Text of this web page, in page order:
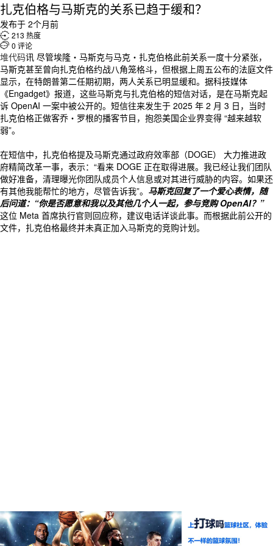
扎克伯格与马斯克的关系已趋于缓和？
发布于 2个月前
 213 热度
 0 评论
堆代码讯 尽管埃隆・马斯克与马克・扎克伯格此前关系一度十分紧张，
马斯克甚至曾向扎克伯格约战八角笼格斗，但根据上周五公布的法庭文件
显示，在特朗普第二任期初期，两人关系已明显缓和。据科技媒体
《Engadget》报道，这些马斯克与扎克伯格的短信对话，是在马斯克起
诉 OpenAI 一案中被公开的。短信往来发生于 2025 年 2 月 3 日，当时
扎克伯格正做客乔・罗根的播客节目，抱怨美国企业界变得 “越来越软
弱”。
在短信中，扎克伯格提及马斯克通过政府效率部（DOGE） 大力推进政
府精简改革一事，表示：“看来 DOGE 正在取得进展。我已经让我们团队
做好准备，清理曝光你团队成员个人信息或对其进行威胁的内容。如果还
有其他我能帮忙的地方，尽管告诉我”。 马斯克回复了一个爱心表情，随
后问道：“你是否愿意和我以及其他几个人一起，参与竞购 OpenAI？”
这位 Meta 首席执行官则回应称，建议电话详谈此事。而根据此前公开的
文件，扎克伯格最终并未真正加入马斯克的竞购计划。